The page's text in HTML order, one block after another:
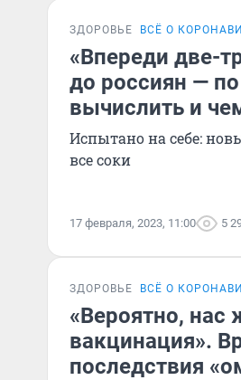
ЗДОРОВЬЕ ВСЁ О
«Впереди две-
до россиян —
вычислить и
Испытано на себе:
все соки
17 февраля, 2023, 11:00 5
ЗДОРОВЬЕ ВСЁ О
«Вероятно, нас
вакцинация».
последствия